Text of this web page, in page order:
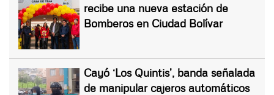
recibe una nueva estación de
Bomberos en Ciudad Bolívar
Cayó ‘Los Quintis’, banda señalada
de manipular cajeros automáticos